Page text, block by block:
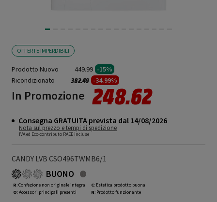
OFFERTE IMPERDIBILI
Prodotto Nuovo 449.99 -15%
Ricondizionato
Prezzo ridotto da
382.49a -34.99%
In Promozione 248.62
Consegna GRATUITA prevista dal 14/08/2026
Nota sul prezzo e tempi di spedizione
IVA ed Eco-contributo RAEE incluse
CANDY LVB CSO496TWMB6/1
BUONO
R: Confezione non originale integra
O: Accessori principali presenti
C: Estetica prodotto buona
N: Prodotto funzionante